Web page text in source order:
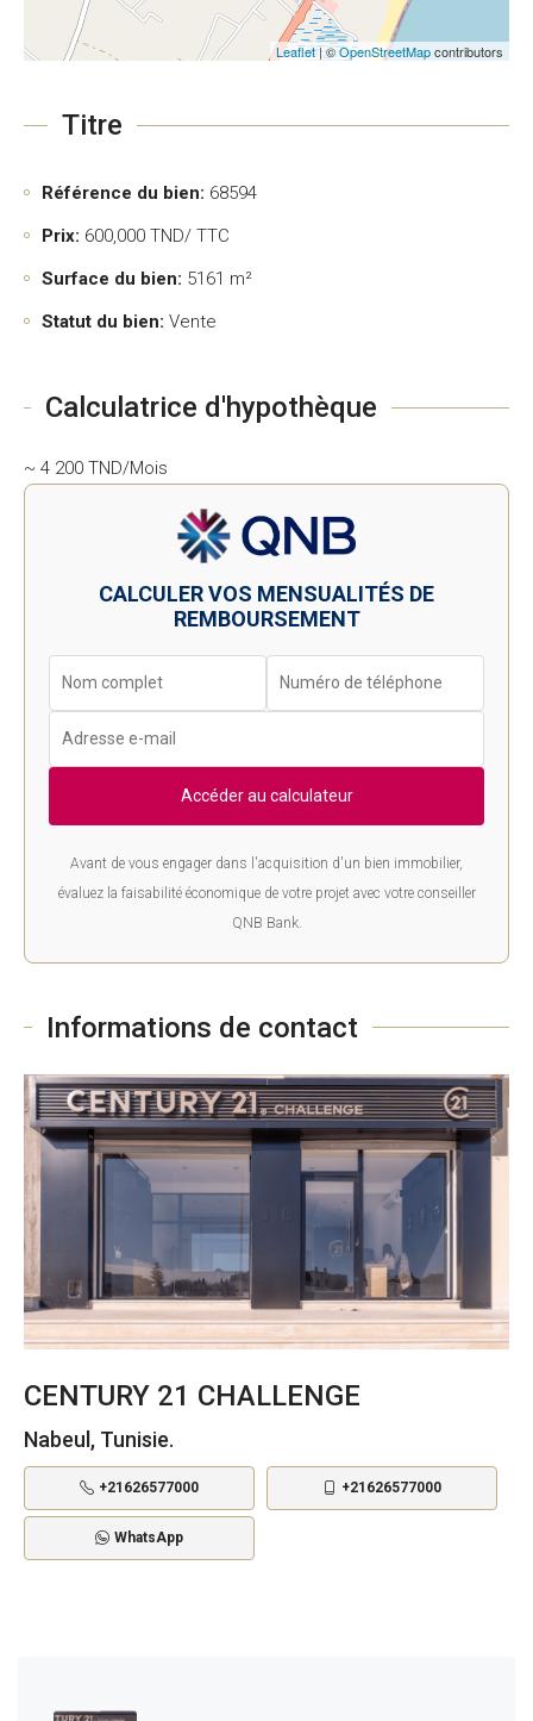
Leaflet| ©OpenStreetMapcontributors
Titre
Référence du bien: 68594
Prix: 600,000 TND/ TTC
Surface du bien: 5161 m²
Statut du bien: Vente
Calculatrice d'hypothèque
~ 4 200 TND/Mois
CALCULER VOS MENSUALITÉS DE
REMBOURSEMENT
Accéder au calculateur
Avant de vous engager dans l'acquisition d'un bien immobilier,
évaluez la faisabilité économique de votre projet avec votre conseiller
QNB Bank.
Informations de contact
CENTURY 21 CHALLENGE
Nabeul, Tunisie.
+21626577000 +21626577000
WhatsApp